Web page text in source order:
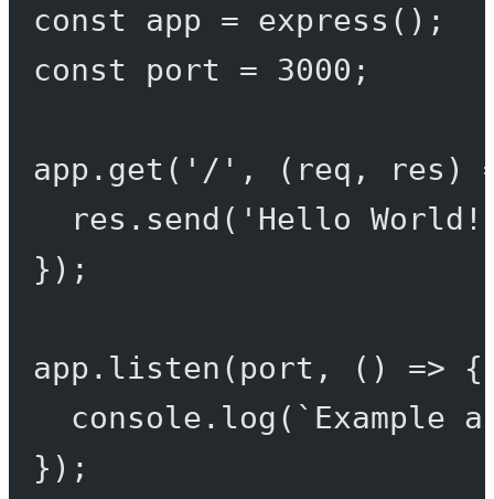
const
app = express ();
const
port = 3000 ;
app. get ( '/' , ( req , res )
res. send ( 'Hello
});
app. listen (port, () => {
console. log ( `Example
});